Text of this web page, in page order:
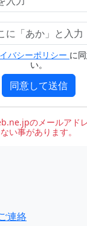
バシーポリシー に
い。
同意して送信
のメールアド
ない事があります。
連絡